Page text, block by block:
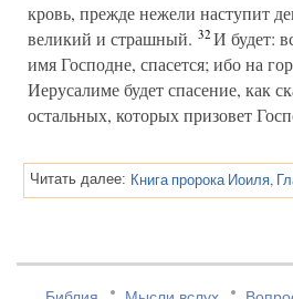
кровь, прежде нежели наступит
великий и страшный. 32И будет:
имя Господне, спасется; ибо на
Иерусалиме будет спасение, как
остальных, которых призовет
Читать далее: